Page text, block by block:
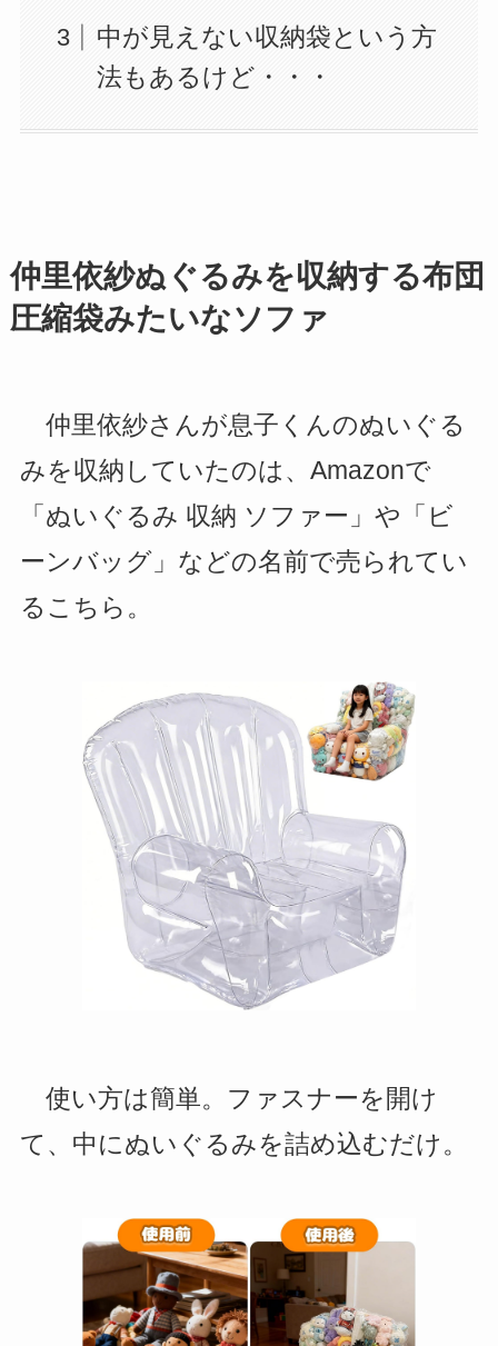
中が見えない収納袋という方
法もあるけど・・・
仲里依紗ぬぐるみを収納する布団
圧縮袋みたいなソファ
仲里依紗さんが息子くんのぬいぐる
みを収納していたのは、Amazonで
「ぬいぐるみ 収納 ソファー」や「ビ
ーンバッグ」などの名前で売られてい
るこちら。
使い方は簡単。ファスナーを開け
て、中にぬいぐるみを詰め込むだけ。